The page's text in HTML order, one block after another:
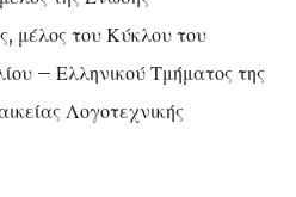
μέλος του Κύκλου του
– Ελληνικού Τμήματος της
Λογοτεχνικής